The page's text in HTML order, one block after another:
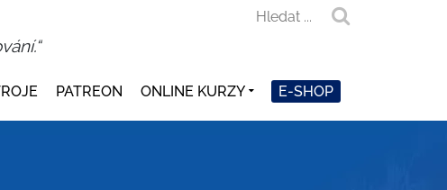
PATREON ONLINE KURZY E-SHOP